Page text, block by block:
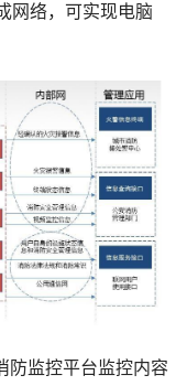
网络，可实现电脑
监控平台监控内容